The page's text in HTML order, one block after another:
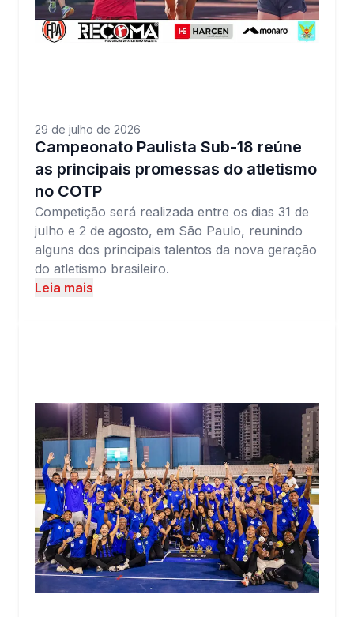
29 de julho de 2026
Campeonato Paulista Sub-18 reúne
as principais promessas do atletismo
no COTP
Competição será realizada entre os dias 31 de
julho e 2 de agosto, em São Paulo, reunindo
alguns dos principais talentos da nova geração
do atletismo brasileiro.
Leia mais